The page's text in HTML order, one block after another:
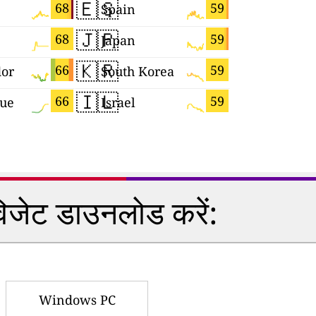
68
68
66
66
🇪🇸 59
Spain
🇯🇵 59
Japan
🇰🇷 59
South Korea
🇮🇱 59
Israel
डाउनलोड करें:
Windows PC